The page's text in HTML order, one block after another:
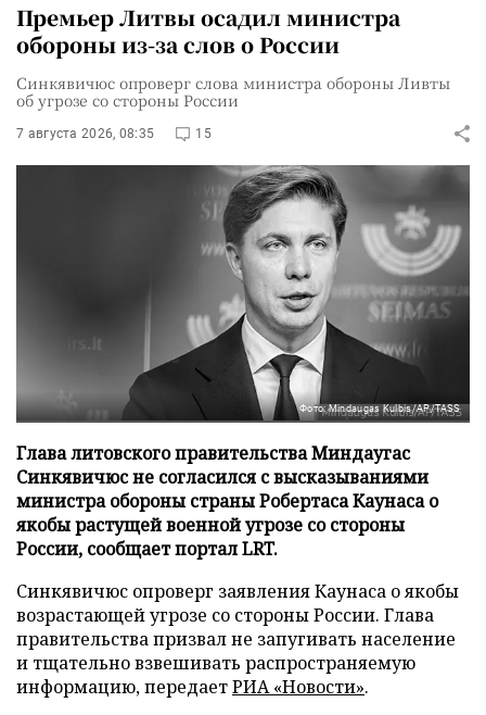
Премьер Литвы осадил министра
обороны из-за слов о России
Синкявичюс опроверг слова министра обороны Ливты
об угрозе со стороны России
7 августа 2026, 08:35 15
Фото: Mindaugas Kulbis/AP/TASS
Глава литовского правительства Миндаугас
Синкявичюс не согласился с высказываниями
министра обороны страны Робертаса Каунаса о
якобы растущей военной угрозе со стороны
России, сообщает портал LRT.
Синкявичюс опроверг заявления Каунаса о якобы
возрастающей угрозе со стороны России. Глава
правительства призвал не запугивать население
и тщательно взвешивать распространяемую
информацию, передаетРИА «Новости».